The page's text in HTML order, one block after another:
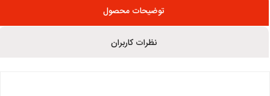
توضیحات محصول
نظرات کاربران